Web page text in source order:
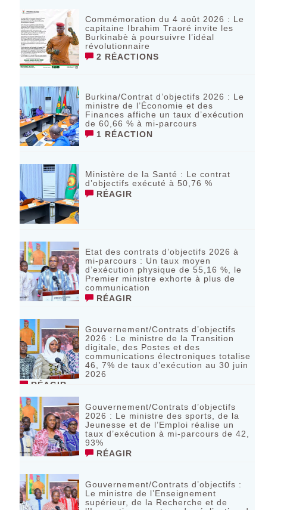
Commémoration du 4 août 2026 : Le
capitaine Ibrahim Traoré invite les
Burkinabè à poursuivre l’idéal
révolutionnaire ‎
2 RÉACTIONS
Burkina/Contrat d’objectifs 2026 : Le
ministre de l’Économie et des
Finances affiche un taux d’exécution
de 60,66 % à mi-parcours
1 RÉACTION
Ministère de la Santé : Le contrat
d’objectifs exécuté à 50,76 %
RÉAGIR
Etat des contrats d’objectifs 2026 à
mi-parcours : Un taux moyen
d’exécution physique de 55,16 %, le
Premier ministre exhorte à plus de
communication
RÉAGIR
Gouvernement/Contrats d’objectifs
2026 : Le ministre de la Transition
digitale, des Postes et des
communications électroniques totalise
46, 7% de taux d’exécution au 30 juin
2026
RÉAGIR
Gouvernement/Contrats d’objectifs
2026 : Le ministre des sports, de la
Jeunesse et de l’Emploi réalise un
taux d’exécution à mi-parcours de 42,
93%
RÉAGIR
Gouvernement/Contrats d’objectifs :
Le ministre de l’Enseignement
supérieur, de la Recherche et de